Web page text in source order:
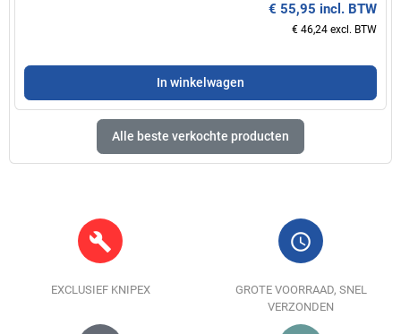
€ 55,95 incl. BTW
€ 46,24 excl. BTW
In winkelwagen
Alle beste verkochte producten
build
EXCLUSIEF KNIPEX
query_builder
GROTE VOORRAAD, SNEL
VERZONDEN